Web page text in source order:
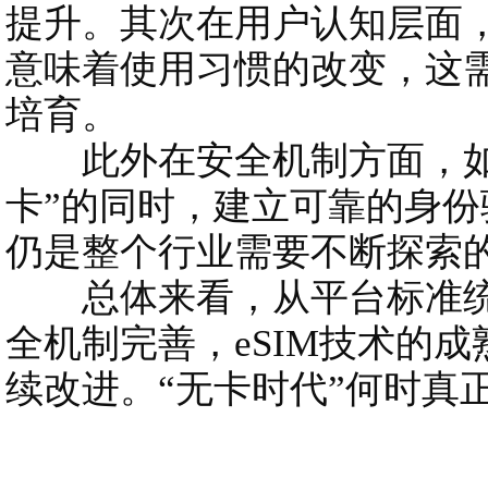
提升。其次在用户认知层面
意味着使用习惯的改变，这
培育。
此外在安全机制方面，
卡”的同时，建立可靠的身
仍是整个行业需要不断探索
总体来看，从平台标准
全机制完善，eSIM技术的
续改进。“无卡时代”何时真